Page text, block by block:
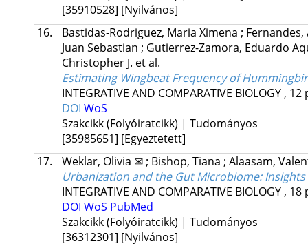
[35910528] [Nyilvános]
16.
Bastidas-Rodriguez, Maria Ximena ;
Juan Sebastian ; Gutierrez-Zamora, Eduardo
Christopher J. et al.
Estimating Wingbeat Frequency of
INTEGRATIVE AND COMPARATIVE BIOLOGY, 12
DOI WoS
Szakcikk (Folyóiratcikk) | Tudományos
[35985651] [Egyeztetett]
17.
Weklar, Olivia ✉; Bishop, Tiana ; Alaasam,
Urbanization and the Gut Microbiome:
INTEGRATIVE AND COMPARATIVE BIOLOGY, 18
DOI WoS PubMed
Szakcikk (Folyóiratcikk) | Tudományos
[36312301] [Nyilvános]